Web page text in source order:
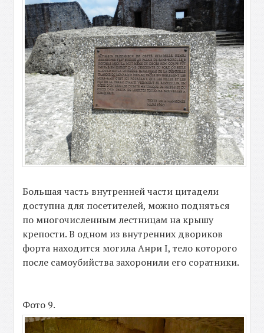
Большая часть внутренней части цитадели
доступна для посетителей, можно подняться
по многочисленным лестницам на крышу
крепости. В одном из внутренних двориков
форта находится могила Анри І, тело которого
после самоубийства захоронили его соратники.
Фото 9.